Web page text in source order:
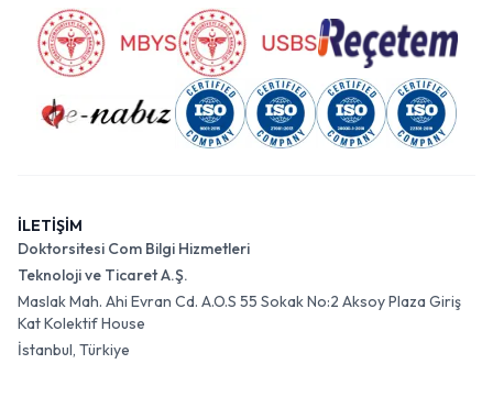
İLETİŞİM
Doktorsitesi Com Bilgi Hizmetleri
Teknoloji ve Ticaret A.Ş.
Maslak Mah. Ahi Evran Cd. A.O.S 55 Sokak No:2 Aksoy Plaza Giriş
Kat Kolektif House
İstanbul, Türkiye